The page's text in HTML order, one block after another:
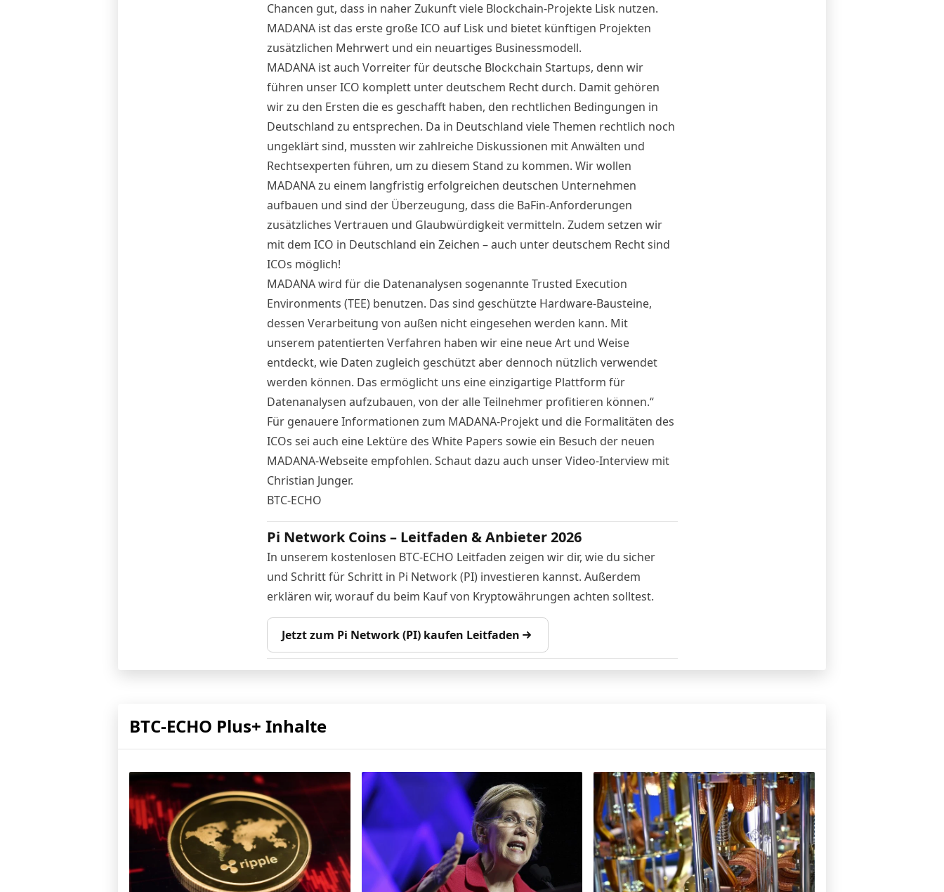
Chancen gut, dass in naher Zukunft viele Blockchain-Projekte Lisk nutzen.
MADANA ist das erste große ICO auf Lisk und bietet künftigen Projekten
zusätzlichen Mehrwert und ein neuartiges Businessmodell.
MADANA ist auch Vorreiter für deutsche Blockchain Startups, denn wir
führen unser ICO komplett unter deutschem Recht durch. Damit gehören
wir zu den Ersten die es geschafft haben, den rechtlichen Bedingungen in
Deutschland zu entsprechen. Da in Deutschland viele Themen rechtlich noch
ungeklärt sind, mussten wir zahlreiche Diskussionen mit Anwälten und
Rechtsexperten führen, um zu diesem Stand zu kommen. Wir wollen
MADANA zu einem langfristig erfolgreichen deutschen Unternehmen
aufbauen und sind der Überzeugung, dass die BaFin-Anforderungen
zusätzliches Vertrauen und Glaubwürdigkeit vermitteln. Zudem setzen wir
mit dem ICO in Deutschland ein Zeichen – auch unter deutschem Recht sind
ICOs möglich!
MADANA wird für die Datenanalysen sogenannte Trusted Execution
Environments (TEE) benutzen. Das sind geschützte Hardware-Bausteine,
dessen Verarbeitung von außen nicht eingesehen werden kann. Mit
unserem patentierten Verfahren haben wir eine neue Art und Weise
entdeckt, wie Daten zugleich geschützt aber dennoch nützlich verwendet
werden können. Das ermöglicht uns eine einzigartige Plattform für
Datenanalysen aufzubauen, von der alle Teilnehmer profitieren können.“
Für genauere Informationen zum MADANA-Projekt und die Formalitäten des
ICOs sei auch eine Lektüre des White Papers sowie ein Besuch der neuen
MADANA-Webseiteempfohlen. Schaut dazu auch unserVideo-Interviewmit
Christian Junger.
BTC-ECHO
Pi Network Coins – Leitfaden & Anbieter 2026
In unserem kostenlosen BTC-ECHO Leitfaden zeigen wir dir, wie du sicher
und Schritt für Schritt in Pi Network (PI) investieren kannst. Außerdem
erklären wir, worauf du beim Kauf von Kryptowährungen achten solltest.
Jetzt zum Pi Network (PI) kaufen Leitfaden
BTC-ECHO Plus+ Inhalte